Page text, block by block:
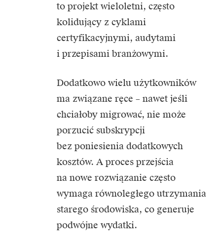
to projekt wieloletni, często
kolidujący z cyklami
certyfikacyjnymi, audytami
i przepisami branżowymi.
Dodatkowo wielu użytkowników
ma związane ręce – nawet jeśli
chciałoby migrować, nie może
porzucić subskrypcji
bez poniesienia dodatkowych
kosztów. A proces przejścia
na nowe rozwiązanie często
wymaga równoległego utrzymania
starego środowiska, co generuje
podwójne wydatki.